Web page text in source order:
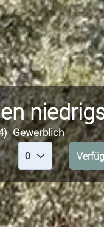
Gewerblich